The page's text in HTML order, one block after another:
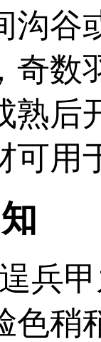
沟谷
奇数
熟后
可用
兵
色稍